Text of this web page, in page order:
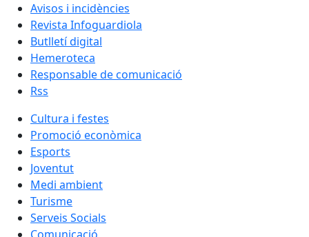
Avisos i incidències
Revista Infoguardiola
Butlletí digital
Hemeroteca
Responsable de comunicació
Rss
Cultura i festes
Promoció econòmica
Esports
Joventut
Medi ambient
Turisme
Serveis Socials